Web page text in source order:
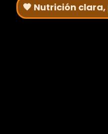
🧡 Nutrición